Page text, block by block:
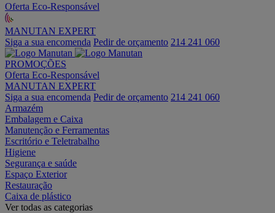
Oferta Eco-Responsável
MANUTAN EXPERT
Siga a sua encomenda Pedir de orçamento 214 241 060
PROMOÇÕES
Oferta Eco-Responsável
MANUTAN EXPERT
Siga a sua encomenda Pedir de orçamento 214 241 060
Armazém
Embalagem e Caixa
Manutenção e Ferramentas
Escritório e Teletrabalho
Higiene
Segurança e saúde
Espaço Exterior
Restauração
Caixa de plástico
Ver todas as categorias